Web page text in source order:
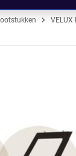
VELUX